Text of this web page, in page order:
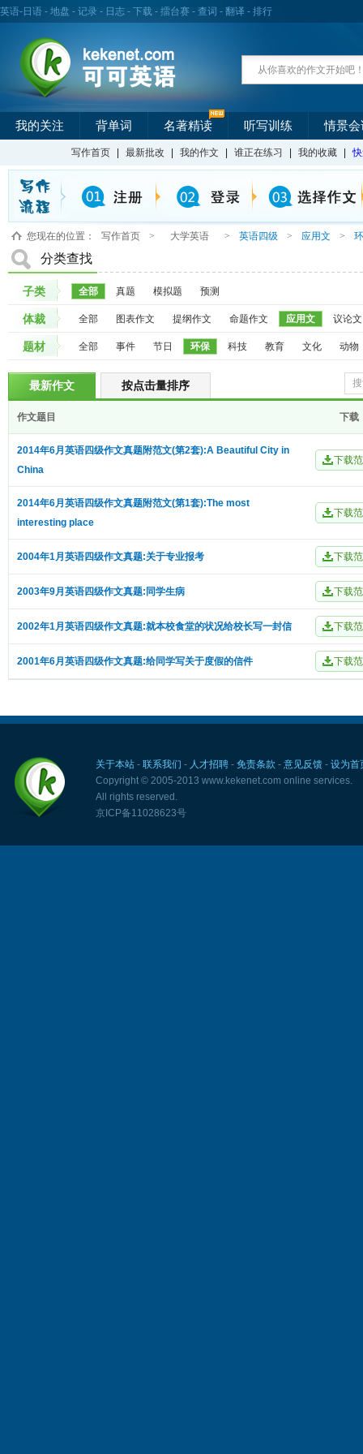
英语- 日语 - 地盘 - 记录 - 日志 - 下载 - 擂台赛 - 查词 - 翻译 - 排行
我的关注 背单词 名著精读 听写训练 情景会
写作首页 最新批改 我的作文 谁正在练习 我的收藏
您现在的位置： 写作首页 > 大学英语 > 英语四级 > 应用文 >
分类查找
子类 全部 真题 模拟题 预测
体裁 全部 图表作文 提纲作文 命题作文 应用文 议论文
题材 全部 事件 节日 环保 科技 教育 文化 动物
最新作文 按点击量排序
作文题目 下载
2014年6月英语四级作文真题附范文(第2套):A Beautiful City in
China
2014年6月英语四级作文真题附范文(第1套):The most
interesting place
2004年1月英语四级作文真题:关于专业报考
2003年9月英语四级作文真题:同学生病
2002年1月英语四级作文真题:就本校食堂的状况给校长写一封信
2001年6月英语四级作文真题:给同学写关于度假的信件
关于本站- 联系我们 - 人才招聘- 免责条款 - 意见反馈- 设为首
Copyright © 2005-2013 www.kekenet.com online services.
All rights reserved.
京ICP备11028623号